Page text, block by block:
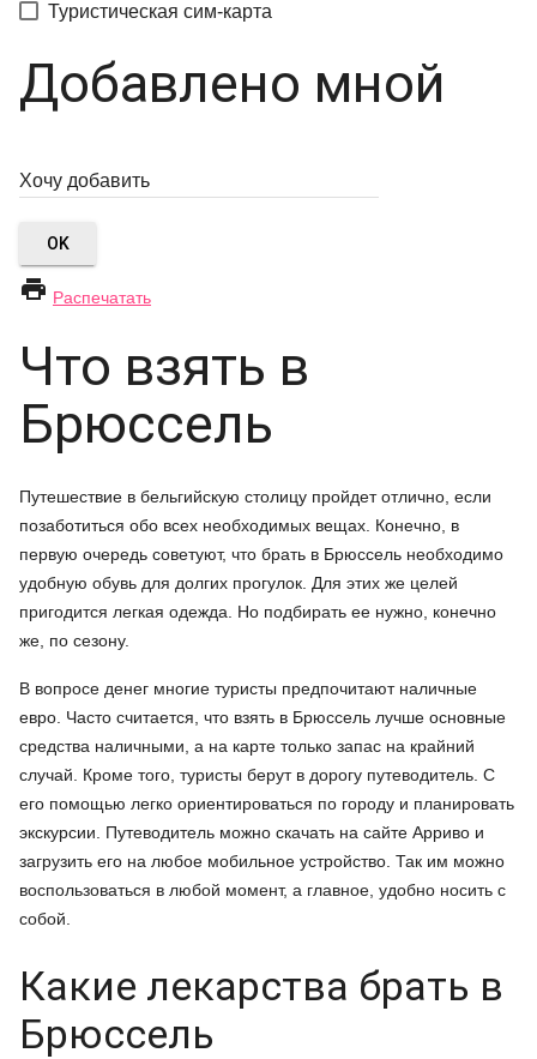
Туристическая сим-карта
Добавлено мной
OK
 Распечатать
Что взять в
Брюссель
Путешествие в бельгийскую столицу пройдет отлично, если
позаботиться обо всех необходимых вещах. Конечно, в
первую очередь советуют, что брать в Брюссель необходимо
удобную обувь для долгих прогулок. Для этих же целей
пригодится легкая одежда. Но подбирать ее нужно, конечно
же, по сезону.
В вопросе денег многие туристы предпочитают наличные
евро. Часто считается, что взять в Брюссель лучше основные
средства наличными, а на карте только запас на крайний
случай. Кроме того, туристы берут в дорогу путеводитель. С
его помощью легко ориентироваться по городу и планировать
экскурсии. Путеводитель можно скачать на сайте Арриво и
загрузить его на любое мобильное устройство. Так им можно
воспользоваться в любой момент, а главное, удобно носить с
собой.
Какие лекарства брать в
Брюссель